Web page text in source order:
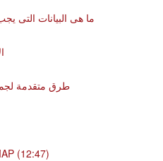
ما هى البيانات التى يجب
طرق متقدمة لجمع
(12:47)